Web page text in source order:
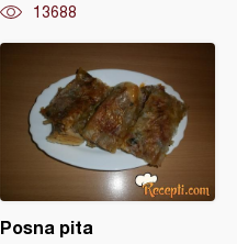
13688
Posna pita